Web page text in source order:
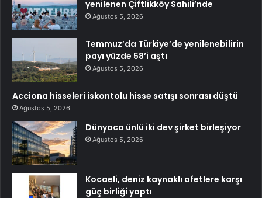
yenilenen Çiftlikköy Sahili’nde
Ağustos 5, 2026
Temmuz’da Türkiye’de yenilenebilirin
payı yüzde 58’i aştı
Ağustos 5, 2026
Acciona hisseleri iskontolu hisse satışı sonrası düştü
Ağustos 5, 2026
Dünyaca ünlü iki dev şirket birleşiyor
Ağustos 5, 2026
Kocaeli, deniz kaynaklı afetlere karşı
güç birliği yaptı